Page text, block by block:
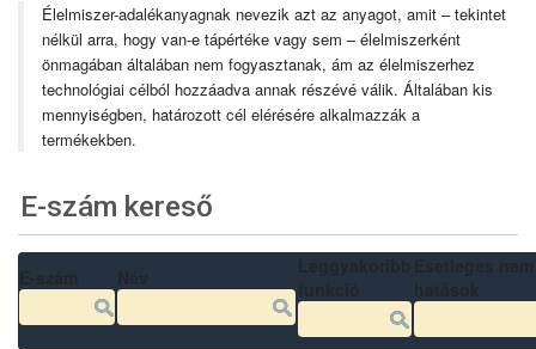
Élelmiszer-adalékanyagnak nevezik azt az anyagot, amit – tekintet
nélkül arra, hogy van-e tápértéke vagy sem – élelmiszerként
önmagában általában nem fogyasztanak, ám az élelmiszerhez
technológiai célból hozzáadva annak részévé válik. Általában kis
mennyiségben, határozott cél elérésére alkalmazzák a
termékekben.
E-szám kereső